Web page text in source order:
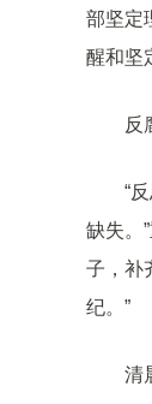
部坚定
醒和坚
反
“
缺失。
子，补
纪。”
清